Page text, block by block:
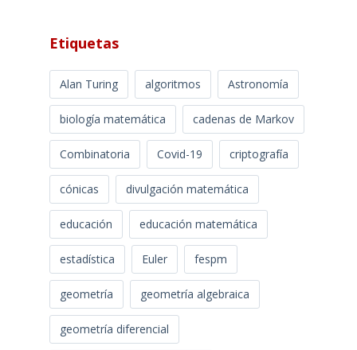
Etiquetas
Alan Turing algoritmos Astronomía
biología matemática cadenas de Markov
Combinatoria Covid-19 criptografía
cónicas divulgación matemática
educación educación matemática
estadística Euler fespm
geometría geometría algebraica
geometría diferencial